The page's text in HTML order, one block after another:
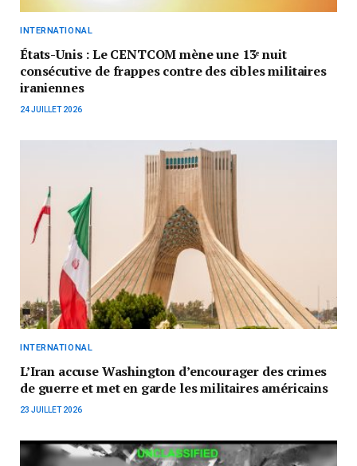
INTERNATIONAL
États-Unis : Le CENTCOM mène une 13ᵉ nuit
consécutive de frappes contre des cibles militaires
iraniennes
24 JUILLET 2026
INTERNATIONAL
L’Iran accuse Washington d’encourager des crimes
de guerre et met en garde les militaires américains
23 JUILLET 2026